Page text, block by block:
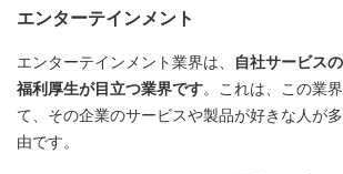
エンターテインメント
エンターテインメント業界は、
自社サービス
福利厚生が目立つ業界です。これは、この業
て、その企業のサービスや製品が好きな人が
由です。